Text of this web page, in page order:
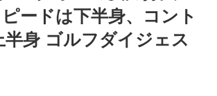
ードは下半身、コント
半身 ゴルフダイジェス